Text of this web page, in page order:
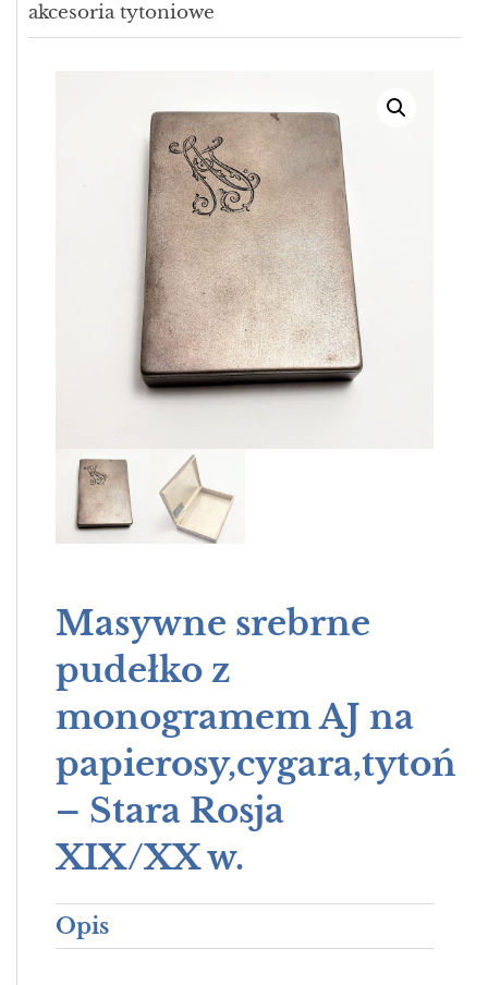
akcesoria tytoniowe
Masywne srebrne
pudełko z
monogramem AJ na
papierosy,cygara,tytoń
– Stara Rosja
XIX/XX w.
Opis